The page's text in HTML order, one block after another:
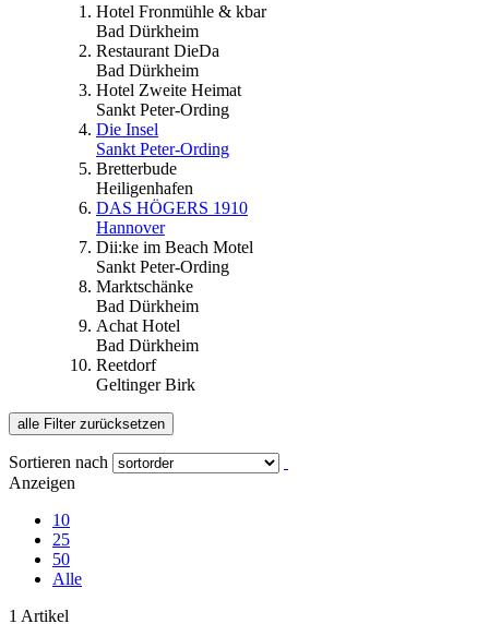
Hotel Fronmühle & kbar
Bad Dürkheim
Restaurant DieDa
Bad Dürkheim
Hotel Zweite Heimat
Sankt Peter-Ording
Die Insel
Sankt Peter-Ording
Bretterbude
Heiligenhafen
DAS HÖGERS 1910
Hannover
Dii:ke im Beach Motel
Sankt Peter-Ording
Marktschänke
Bad Dürkheim
Achat Hotel
Bad Dürkheim
Reetdorf
Geltinger Birk
alle Filter zurücksetzen
Sortieren nach
Anzeigen
10
25
50
Alle
1 Artikel